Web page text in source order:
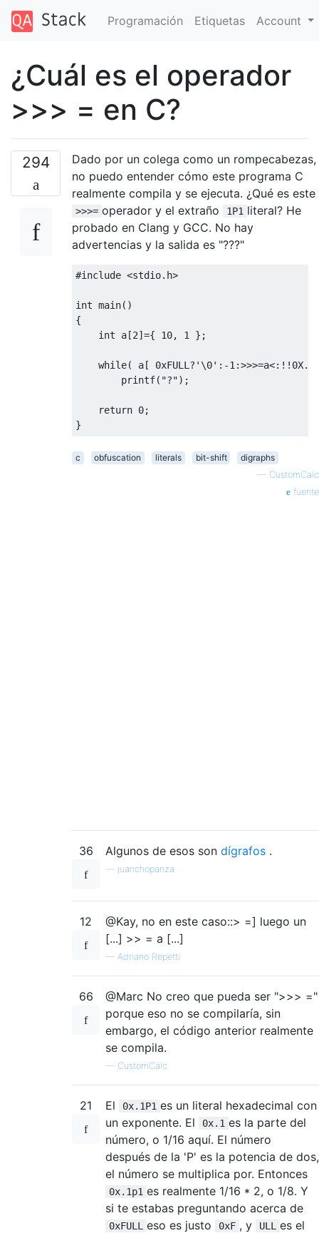
Programación Etiquetas Account
¿Cuál es el operador
>>> = en C?
294
Dado por un colega como un rompecabezas,
no puedo entender cómo este programa C
realmente compila y se ejecuta. ¿Qué es este
>>>= operador y el extraño 1P1 literal? He
probado en Clang y GCC. No hay
advertencias y la salida es "???"
#include <stdio.h>
int main()
{
int a[2]={ 10, 1 };
while( a[ 0xFULL ? '\0' :-1 :>>>=a<:!! 0X.
        printf
( "?");
return 0;
}
c obfuscation literals bit-shift
digraphs
— CustomCalc
fuente
36 Algunos de esos son dígrafos .
juanchopanza
12
@Kay, no en este caso::> =] luego un
[...] >> = a [...]
— Adriano Repetti
66
@Marc No creo que pueda ser ">>> ="
porque eso no se compilaría, sin
embargo, el código anterior realmente
se compila.
— CustomCalc
21 El 0x.1P1 es un literal hexadecimal con
un exponente. El
0x.1 es la parte del
número, o 1/16 aquí. El número
después de la 'P' es la potencia de dos,
el número se multiplica por. Entonces
0x.1p1 es realmente 1/16 * 2, o 1/8. Y
si te estabas preguntando acerca de
0xFULL eso es justo 0xF , y ULL
es el